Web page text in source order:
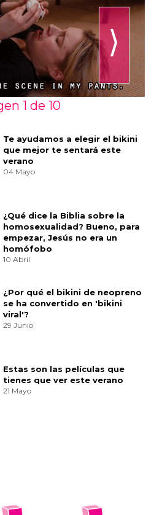
⟩
1 de 10
Te ayudamos a elegir el bikini
que mejor te sentará este
verano
04 Mayo
¿Qué dice la Biblia sobre la
homosexualidad? Bueno, para
empezar, Jesús no era un
homófobo
10 Abril
¿Por qué el bikini de neopreno
se ha convertido en 'bikini
viral'?
29 Junio
Estas son las películas que
tienes que ver este verano
21 Mayo